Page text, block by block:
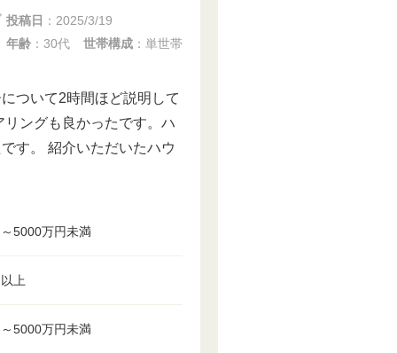
投稿日 ： 2025/3/19
年齢 ：30代 世帯構成 ：単世帯
ついて2時間ほど説明して
ングも良かったです。ハ
す。 紹介いただいたハウ
5000万円未満
上
5000万円未満